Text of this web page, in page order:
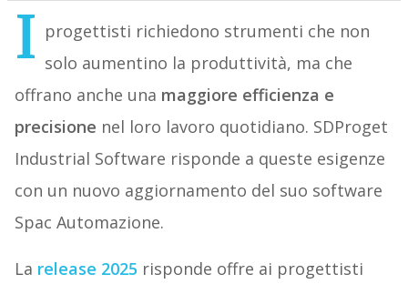
I progettisti richiedono strumenti che non
solo aumentino la produttività, ma che
offrano anche una maggiore efficienza e
precisione nel loro lavoro quotidiano. SDProget
Industrial Software risponde a queste esigenze
con un nuovo aggiornamento del suo software
Spac Automazione.
La release 2025 risponde offre ai progettisti